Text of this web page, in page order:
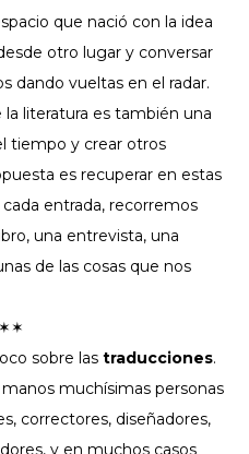
que nació con la idea
otro lugar y conversar
dando vueltas en el radar.
literatura es también una
tiempo y crear otros
es recuperar en estas
entrada, recorremos
una entrevista, una
de las cosas que nos
sobre las traducciones.
muchísimas personas
correctores, diseñadores,
y en muchos casos